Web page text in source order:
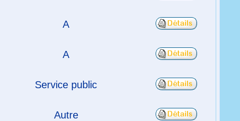
A
A
Service public
Autre